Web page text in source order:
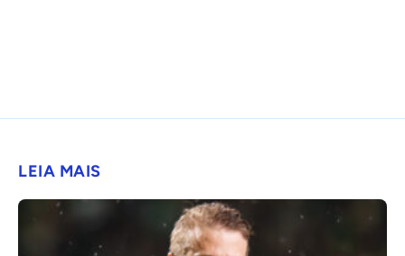
LEIA MAIS